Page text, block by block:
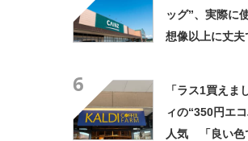
ッグ”、実際に
想像以上に丈夫
6
「ラス1買えま
ィの“350円エ
人気 「良い色